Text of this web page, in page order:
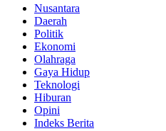
Nusantara
Daerah
Politik
Ekonomi
Olahraga
Gaya Hidup
Teknologi
Hiburan
Opini
Indeks Berita